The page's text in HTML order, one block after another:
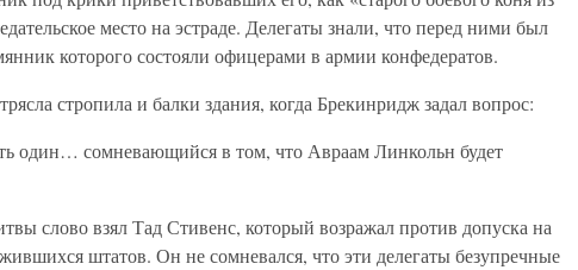
место на эстраде. Делегаты знали, что перед ними был
которого состояли офицерами в армии конфедератов.
стропила и балки здания, когда Брекинридж задал вопрос:
один… сомневающийся в том, что Авраам Линкольн будет
слово взял Тад Стивенс, который возражал против допуска на
штатов. Он не сомневался, что эти делегаты безупречные